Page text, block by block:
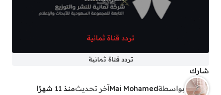
تردد قناة ثمانية
شارك
بواسطةMai Mohamedآخر تحديثمنذ 11 شهرًا